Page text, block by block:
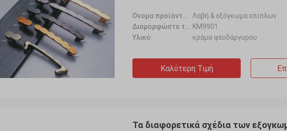
Λαβή & εξόγκωμα επίπλων
KM9901
Υλικό:
κράμα ψευδάργυρου
Καλύτερη Τιμή
Τα διαφορετικά σχέδια των